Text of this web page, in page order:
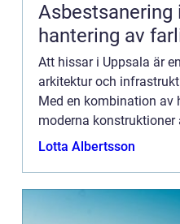
Asbestsanering
hantering av
Att hissar i Uppsala är
arkitektur och
Med en kombination av
moderna
säkerställa att alla
Lotta Albertsson